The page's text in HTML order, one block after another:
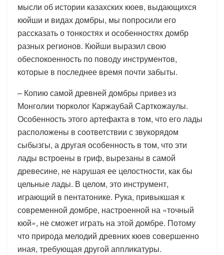
мысли об истории казахских кюев, выдающихся
кюйши и видах домбры, мы попросили его
рассказать о тонкостях и особенностях домбр
разных регионов. Кюйши выразил свою
обеспокоенность по поводу инструментов,
которые в последнее время почти забыты.
– Копию самой древней домбры привез из
Монголии тюрколог Каржаубай Сарткожаулы.
Особенность этого артефакта в том, что его лады
расположены в соответствии с звукорядом
сыбызгы, а другая особенность в том, что эти
лады встроены в гриф, вырезаны в самой
древесине, не нарушая ее целостности, как бы
цельные лады. В целом, это инструмент,
играющий в пентатонике. Рука, привыкшая к
современной домбре, настроенной на «точный
кюй», не сможет играть на этой домбре. Потому
что природа мелодий древних кюев совершенно
иная, требующая другой аппликатуры.